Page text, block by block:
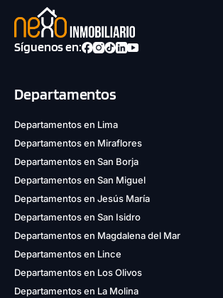
Síguenos en:
Departamentos
Departamentos en Lima
Departamentos en Miraflores
Departamentos en San Borja
Departamentos en San Miguel
Departamentos en Jesús María
Departamentos en San Isidro
Departamentos en Magdalena del Mar
Departamentos en Lince
Departamentos en Los Olivos
Departamentos en La Molina